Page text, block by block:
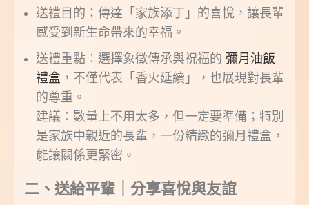
送禮目的：傳達「家族添丁」的喜悅，讓長輩
感受到新生命帶來的幸福。
送禮重點：選擇象徵傳承與祝福的 彌月油飯
禮盒 ，不僅代表「香火延續」，也展現對長輩
的尊重。
建議：數量上不用太多，但一定要準備；特別
是家族中親近的長輩，一份精緻的彌月禮盒，
能讓關係更緊密。
二、送給平輩｜分享喜悅與友誼